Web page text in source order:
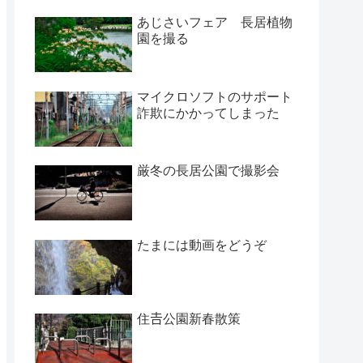
あじさいフェア 長居植物
園を撮る
マイクロソフトのサポート
詐欺にかかってしまった
厳冬の長居公園で撮影会
たまには動画をどうぞ
住𠮷公園新春散策